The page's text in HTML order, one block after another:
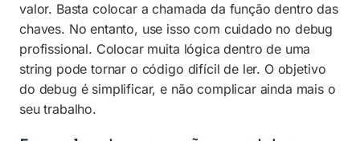
valor. Basta colocar a chamada da função dentro das
chaves. No entanto, use isso com cuidado no debug
profissional. Colocar muita lógica dentro de uma
string pode tornar o código difícil de ler. O objetivo
do debug é simplificar, e não complicar ainda mais o
seu trabalho.